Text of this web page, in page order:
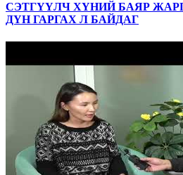
СЭТГҮҮЛЧ ХҮНИЙ БАЯР
ДҮН ГАРГАХ Л БАЙДАГ